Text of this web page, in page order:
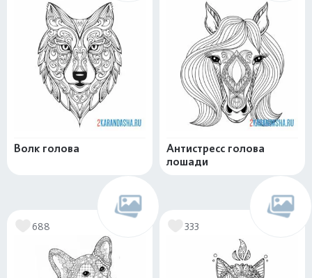
Волк голова
Антистресс голова
лошади
688 333